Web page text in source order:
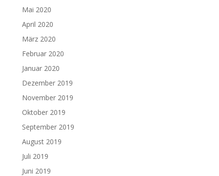
Mai 2020
April 2020
März 2020
Februar 2020
Januar 2020
Dezember 2019
November 2019
Oktober 2019
September 2019
August 2019
Juli 2019
Juni 2019